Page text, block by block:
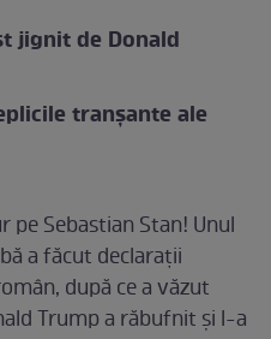
jignit de Donald
tranșante ale
Sebastian Stan! Unul
a făcut declarații
după ce a văzut
Trump a răbufnit și l-a